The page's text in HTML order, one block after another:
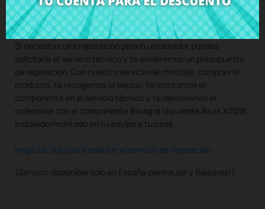
CRParts - PRODUCTO USADO ORIGINAL - disponible también
con nuestro servicio de montaje.
Si necesitas una reparación para tu ordenador puedes
solicitarla al servicio técnico y te enviaremos un presupuesto
de reparación. Con nuestro servicio de montaje, compras el
producto, te recogemos el equipo, te montamos el
componente en el servicio técnico y te devolvemos el
ordenador con el componente Bisagra izquierda Asus X201E
instalado/montado en tu equipo a tu casa.
Haga clic aquí para solicitar el servicio de reparación
(Servicio disponible solo en España peninsular y Baleares!)